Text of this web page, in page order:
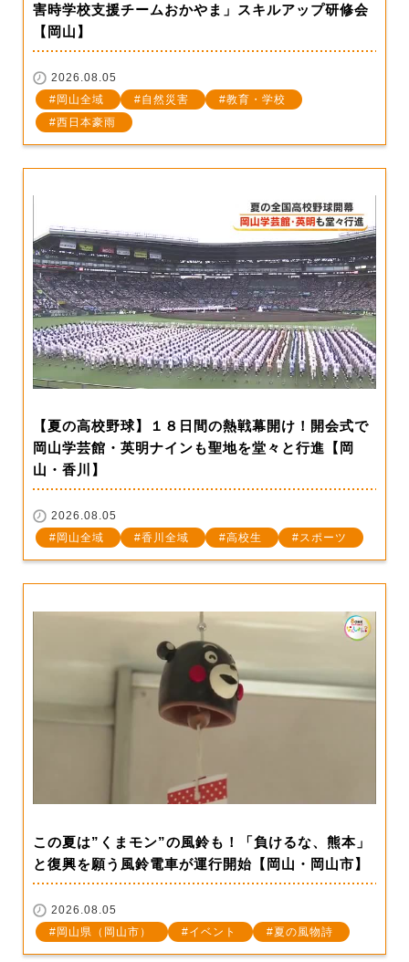
害時学校支援チームおかやま」スキルアップ研修会
【岡山】
2026.08.05
岡山全域
自然災害
教育・学校
西日本豪雨
【夏の高校野球】１８日間の熱戦幕開け！開会式で
岡山学芸館・英明ナインも聖地を堂々と行進【岡
山・香川】
2026.08.05
岡山全域
香川全域 高校生 スポーツ
この夏は”くまモン”の風鈴も！「負けるな、熊本」
と復興を願う風鈴電車が運行開始【岡山・岡山市】
2026.08.05
岡山県（岡山市）
イベント 夏の風物詩